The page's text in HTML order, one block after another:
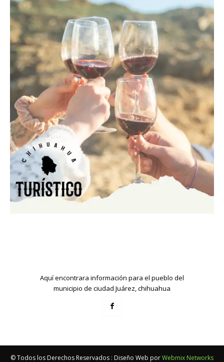
Aquí encontrara información para el pueblo del
municipio de ciudad Juárez, chihuahua
© Todos los Derechos Reservados : Diseño Web porWebmix Networks